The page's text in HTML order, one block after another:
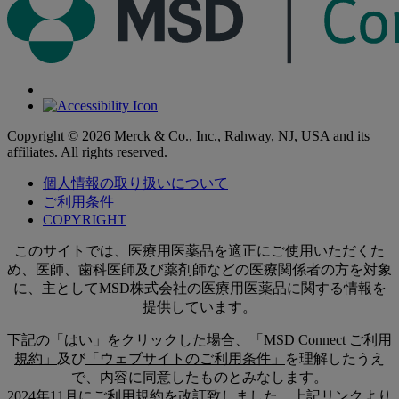
Copyright © 2026 Merck & Co., Inc., Rahway, NJ, USA and its
affiliates. All rights reserved.
個人情報の取り扱いについて
ご利用条件
COPYRIGHT
このサイトでは、医療用医薬品を適正にご使用いただくた
め、医師、歯科医師及び薬剤師などの医療関係者の方を対象
に、主としてMSD株式会社の医療用医薬品に関する情報を
提供しています。
下記の「はい」をクリックした場合、
「MSD Connect ご利用
規約」
及び 「ウェブサイトのご利用条件」
を理解したうえ
で、内容に同意したものとみなします。
2024年11月にご利用規約を改訂致しました。上記リンクより